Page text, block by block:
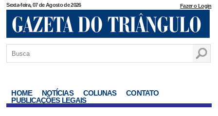
Sexta-feira, 07 de Agosto de 2026 Fazer o Login
HOME NOTÍCIAS COLUNAS
CONTATO
PUBLICAÇÕES LEGAIS